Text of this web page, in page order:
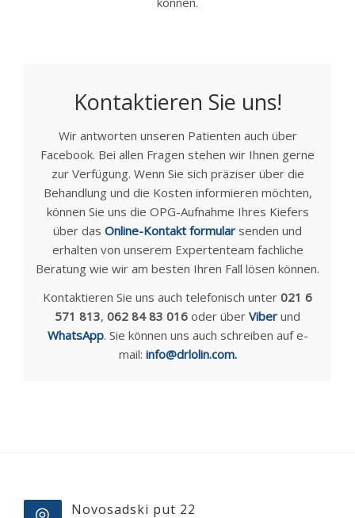
Kontaktieren Sie uns!
Wir antworten unseren Patienten auch über
Facebook. Bei allen Fragen stehen wir Ihnen gerne
zur Verfügung. Wenn Sie sich präziser über die
Behandlung und die Kosten informieren möchten,
können Sie uns die OPG-Aufnahme Ihres Kiefers
über das Online-Kontakt formular senden und
erhalten von unserem Expertenteam fachliche
Beratung wie wir am besten Ihren Fall lösen können.
Kontaktieren Sie uns auch telefonisch unter 021 6
571 813, 062 84 83 016 oder über Viber und
WhatsApp. Sie können uns auch schreiben auf e-
mail: info@drlolin.com.
Novosadski put 22